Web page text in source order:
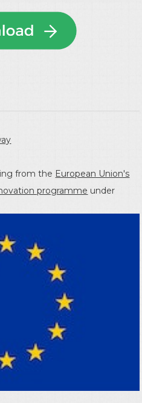
from the European Union's
programme under